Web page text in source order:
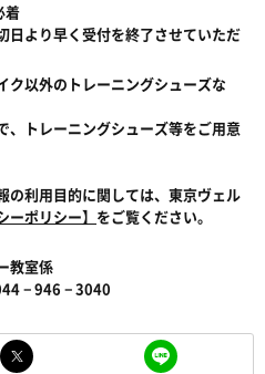
着
より早く受付を終了させていただ
ク以外のトレーニングシューズな
トレーニングシューズ等をご用意
の利用目的に関しては、東京ヴェル
ーポリシー】 をご覧ください。
教室係
－946－3040